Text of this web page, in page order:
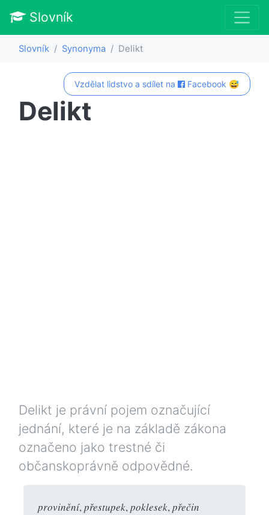
Slovník
Slovník Synonyma Delikt
Vzdělat lidstvo a sdílet na Facebook 😅
Delikt
Delikt je právní pojem označující
jednání, které je na základě zákona
označeno jako trestné či
občanskoprávně odpovědné.
provinění,přestupek,poklesek,přečin